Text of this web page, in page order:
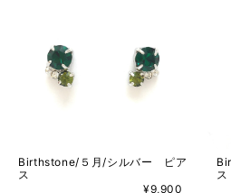
Birthstone/５月/シルバー ピア
ス
¥9,900
ス